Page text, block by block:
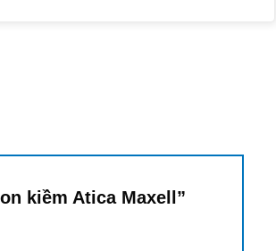
kiềm Atica Maxell”